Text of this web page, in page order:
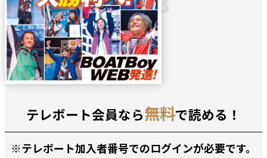
テレボート会員なら無料で読める！
※テレボート加入者番号でのログインが必要です。